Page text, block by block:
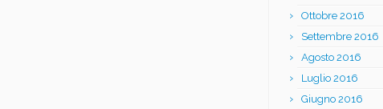
Ottobre 2016
Settembre 2016
Agosto 2016
Luglio 2016
Giugno 2016